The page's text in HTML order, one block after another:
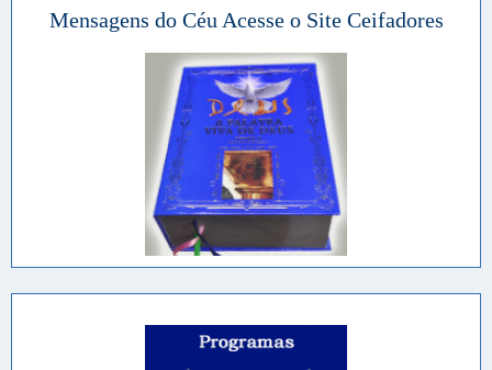
Mensagens do Céu Acesse o Site Ceifadores